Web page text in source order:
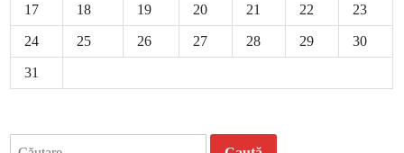
17 18 19 20 21 22 23
24 25 26 27 28 29 30
31